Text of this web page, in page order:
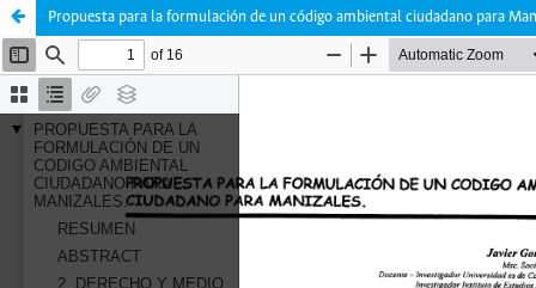
Propuesta para la formulación de un código ambiental ciudadano para